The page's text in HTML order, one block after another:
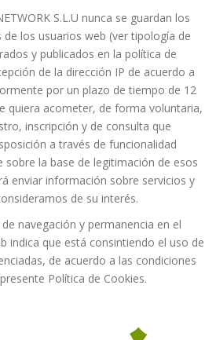
S.L.U nunca se guardan los
de los usuarios web (ver tipología de
y publicados en la política de
de la dirección IP de acuerdo a
por un plazo de tiempo de 12
quiera acometer, de forma voluntaria,
inscripción y de consulta que
a través de funcionalidad
sobre la base de legitimación de esos
enviar información sobre servicios y
de su interés.
navegación y permanencia en el
indica que está consintiendo el uso de
de acuerdo a las condiciones
Política de Cookies.